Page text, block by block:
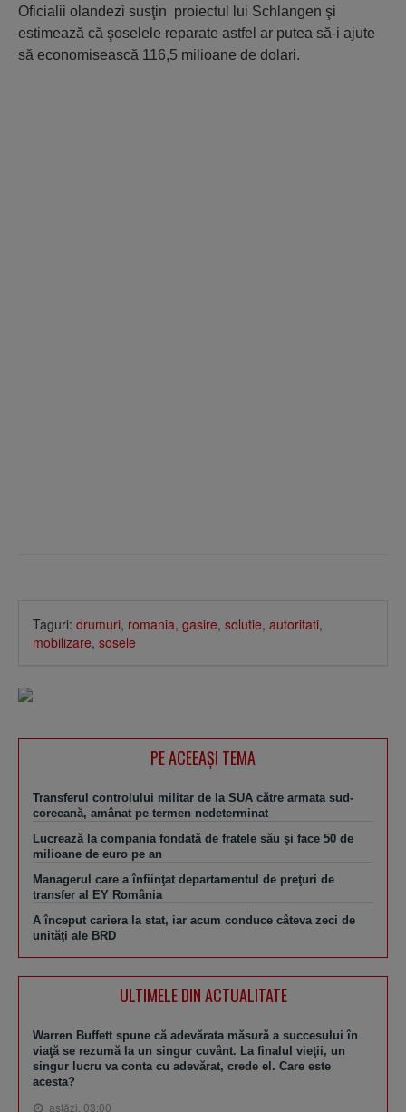
Oficialii olandezi susţin proiectul lui Schlangen şi
estimează că şoselele reparate astfel ar putea să-i ajute
să economisească 116,5 milioane de dolari.
Taguri: drumuri, romania, gasire, solutie, autoritati,
mobilizare, sosele
PE ACEEAŞI TEMA
Transferul controlului militar de la SUA către armata sud-
coreeană, amânat pe termen nedeterminat
Lucrează la compania fondată de fratele său şi face 50 de
milioane de euro pe an
Managerul care a înfiinţat departamentul de preţuri de
transfer al EY România
A început cariera la stat, iar acum conduce câteva zeci de
unităţi ale BRD
ULTIMELE DIN ACTUALITATE
Warren Buffett spune că adevărata măsură a succesului în
viaţă se rezumă la un singur cuvânt. La finalul vieţii, un
singur lucru va conta cu adevărat, crede el. Care este
acesta?
astăzi, 03:00